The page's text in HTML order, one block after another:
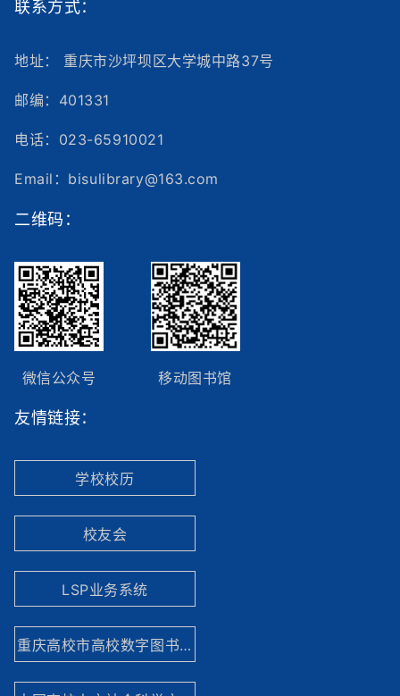
联系方式：
地址： 重庆市沙坪坝区大学城中路37号
邮编：401331
电话：023-65910021
Email：bisulibrary@163.com
二维码：
微信公众号 移动图书馆
友情链接：
学校校历
校友会
LSP业务系统
重庆高校市高校数字图书馆